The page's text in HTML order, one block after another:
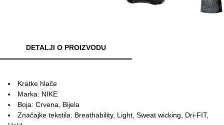
DETALJI O PROIZVODU
Kratke hlače
Marka: NIKE
Boja: Crvena, Bijela
Značajke tekstila: Breathability, Light, Sweat wicking, Dri-FIT,